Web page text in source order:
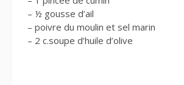
– ½ gousse d’ail
– poivre du moulin et sel marin
– 2 c.soupe d’huile d’olive